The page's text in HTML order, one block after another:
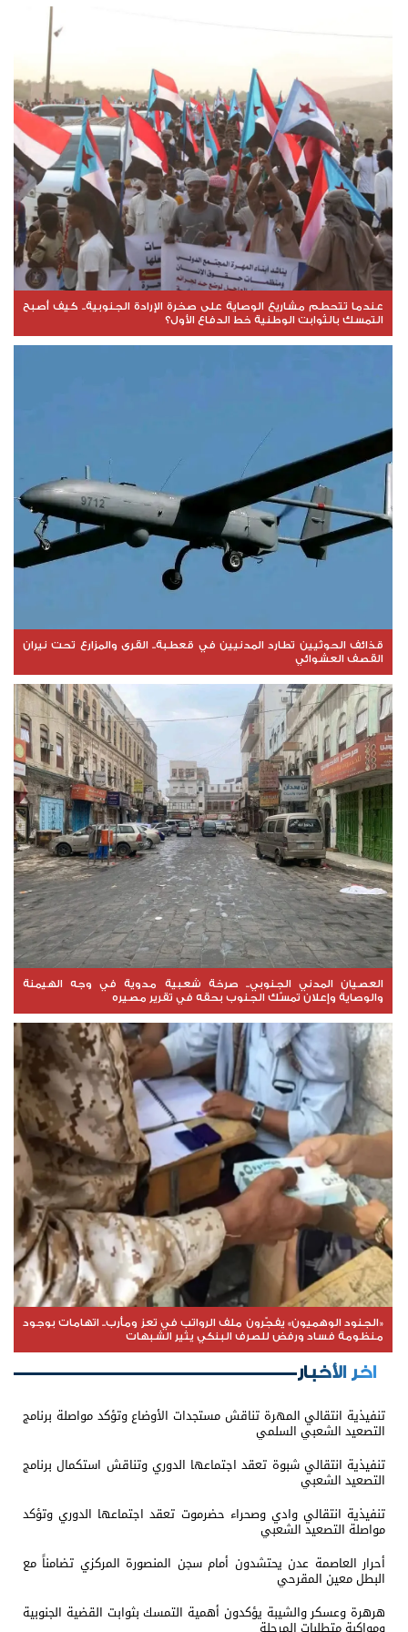
عندما تتحطم مشاريع الوصاية على صخرة الإرادة الجنوبية.. كيف أصبح
التمسك بالثوابت الوطنية خط الدفاع الأول؟
قذائف الحوثيين تطارد المدنيين في قعطبة.. القرى والمزارع تحت نيران
القصف العشوائي
العصيان المدني الجنوبي.. صرخة شعبية مدوية في وجه الهيمنة
والوصاية وإعلان تمسّك الجنوب بحقه في تقرير مصيره
«الجنود الوهميون» يفجّرون ملف الرواتب في تعز ومأرب.. اتهامات بوجود
منظومة فساد ورفض للصرف البنكي يثير الشبهات
اخر الأخبار
تنفيذية انتقالي المهرة تناقش مستجدات الأوضاع وتؤكد مواصلة برنامج
التصعيد الشعبي السلمي
تنفيذية انتقالي شبوة تعقد اجتماعها الدوري وتناقش استكمال برنامج
التصعيد الشعبي
تنفيذية انتقالي وادي وصحراء حضرموت تعقد اجتماعها الدوري وتؤكد
مواصلة التصعيد الشعبي
أحرار العاصمة عدن يحتشدون أمام سجن المنصورة المركزي تضامناً مع
البطل معين المقرحي
هرهرة وعسكر والشيبة يؤكدون أهمية التمسك بثوابت القضية الجنوبية